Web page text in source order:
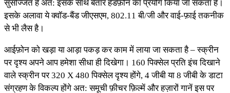
सुसज्जित है अत: इसके साथ बेतार हैडफ़ोन का प्रयोग किया जा सकता है।
इसके अलावा ये क्वॉड-बैंड जीएसएम, 802.11 बी/जी और वाई-फ़ाई तकनीक
से भी लैस है।
आईफ़ोन को खड़ा या आड़ा पकड़ कर काम में लाया जा सकता है – स्क्रीन
पर दृश्य अपने आप हमेशा सीधा ही दिखेगा। 160 पिक्सेल प्रति इंच दिखाने
वाले स्क्रीन पर 320 X 480 पिक्सेल दृश्य होंगे, 4 जीबी या 8 जीबी के डाटा
संग्रहण के विकल्प होंगे अत: समूची फ़ीचर फ़िल्में और हज़ारों गानें इस पर